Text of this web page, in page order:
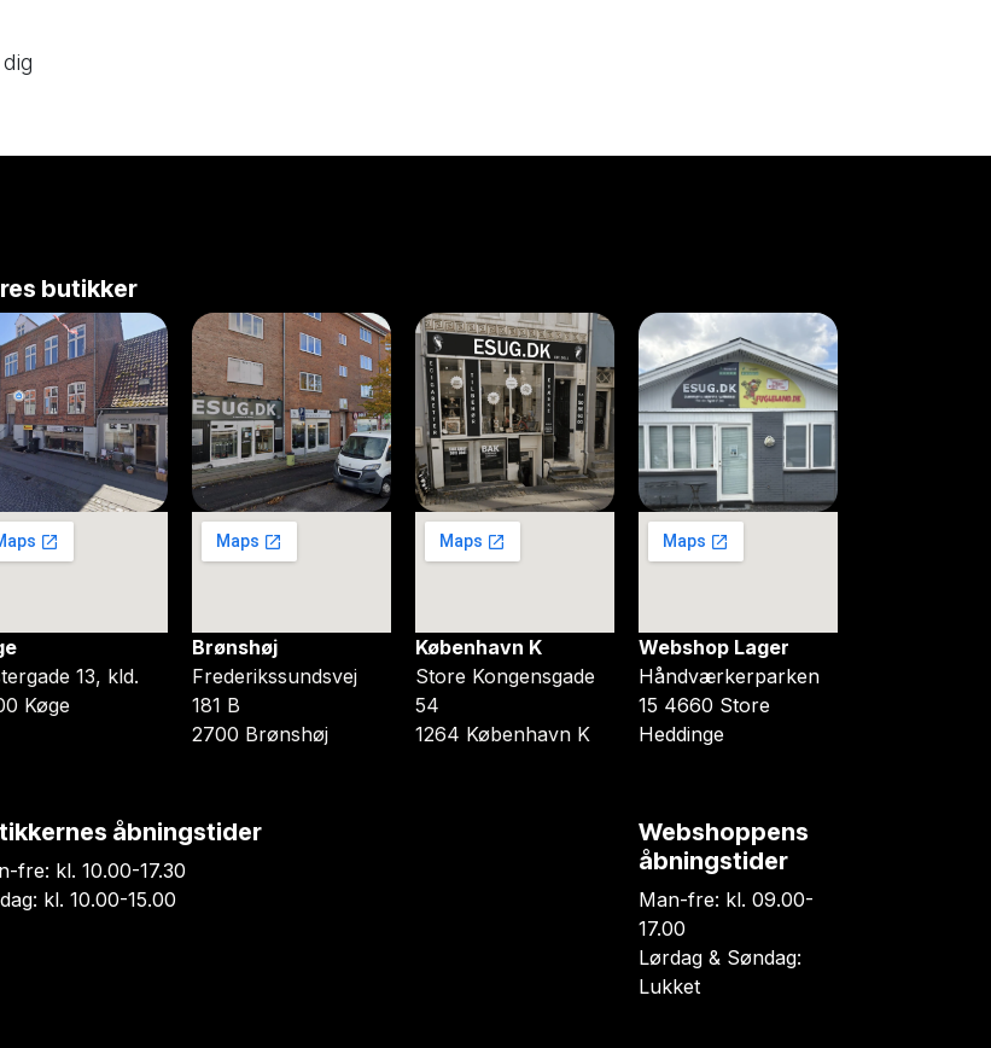
butikker
13, kld.
Køge
Brønshøj
Frederikssundsvej
181 B
2700 Brønshøj
København K
Store Kongensgade
54
1264 København K
Webshop Lager
Håndværkerparken
15 4660 Store
Heddinge
Webshoppens
åbningstider
Man-fre: kl. 09.00-
17.00
Lørdag & Søndag:
Lukket
åbningstider
fre: kl. 10.00-17.30
kl. 10.00-15.00